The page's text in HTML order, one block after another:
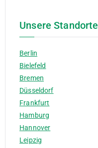
Unsere Standorte
Berlin
Bielefeld
Bremen
Düsseldorf
Frankfurt
Hamburg
Hannover
Leipzig